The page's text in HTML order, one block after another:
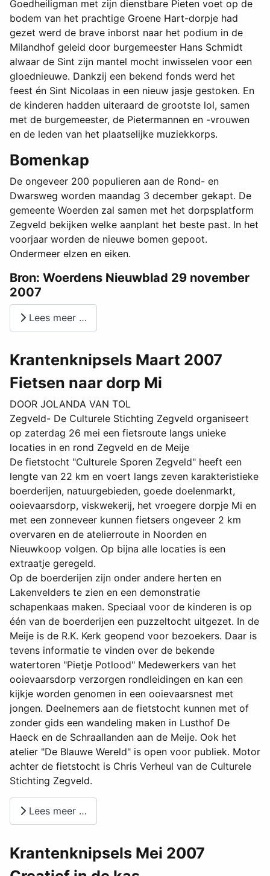
Goedheiligman met zijn dienstbare Pieten voet op de
bodem van het prachtige Groene Hart-dorpje had
gezet werd de brave inborst naar het podium in de
Milandhof geleid door burgemeester Hans Schmidt
alwaar de Sint zijn mantel mocht inwisselen voor een
gloednieuwe. Dankzij een bekend fonds werd het
feest én Sint Nicolaas in een nieuw jasje gestoken. En
de kinderen hadden uiteraard de grootste lol, samen
met de burgemeester, de Pietermannen en -vrouwen
en de leden van het plaatselijke muziekkorps.
Bomenkap
De ongeveer 200 populieren aan de Rond- en
Dwarsweg worden maandag 3 december gekapt. De
gemeente Woerden zal samen met het dorpsplatform
Zegveld bekijken welke aanplant het beste past. In het
voorjaar worden de nieuwe bomen gepoot.
Ondermeer elzen en eiken.
Bron: Woerdens Nieuwblad 29 november
2007
Lees meer …
Krantenknipsels Maart 2007
Fietsen naar dorp Mi
DOOR JOLANDA VAN TOL
Zegveld- De Culturele Stichting Zegveld organiseert
op zaterdag 26 mei een fietsroute langs unieke
locaties in en rond Zegveld en de Meije
De fietstocht "Culturele Sporen Zegveld" heeft een
lengte van 22 km en voert langs zeven karakteristieke
boerderijen, natuurgebieden, goede doelenmarkt,
ooievaarsdorp, viskwekerij, het vroegere dorpje Mi en
met een zonneveer kunnen fietsers ongeveer 2 km
overvaren en de atelierroute in Noorden en
Nieuwkoop volgen. Op bijna alle locaties is een
extraatje geregeld.
Op de boerderijen zijn onder andere herten en
Lakenvelders te zien en een demonstratie
schapenkaas maken. Speciaal voor de kinderen is op
één van de boerderijen een puzzeltocht uitgezet. In de
Meije is de R.K. Kerk geopend voor bezoekers. Daar is
tevens informatie te vinden over de bekende
watertoren "Pietje Potlood" Medewerkers van het
ooievaarsdorp verzorgen rondleidingen en kan een
kijkje worden genomen in een ooievaarsnest met
jongen. Deelnemers aan de fietstocht kunnen met of
zonder gids een wandeling maken in Lusthof De
Haeck en de Schraallanden aan de Meije. Ook het
atelier "De Blauwe Wereld" is open voor publiek. Motor
achter de fietstocht is Chris Verheul van de Culturele
Stichting Zegveld.
Lees meer …
Krantenknipsels Mei 2007